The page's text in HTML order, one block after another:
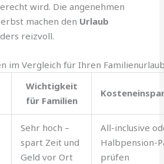
wird. Die angenehmen
machen den Urlaub
reizvoll.
im Vergleich für Ihren
Wichtigkeit
für Familien
Sehr hoch –
spart Zeit und
Geld vor Ort
All-inclusive
Halbpension-
prüfen